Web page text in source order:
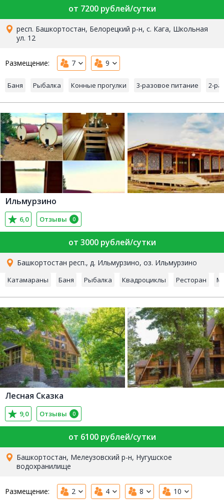
от 7200 рублей/сутки
респ. Башкортостан, Белорецкий р-н, с. Кага, Школьная
ул. 12
Размещение: 7 9
Баня Рыбалка Конные прогулки 3-разовое питание 2-
Ильмурзино
6,0 Отзывы 0
от 3000 рублей/сутки
Башкортостан респ., д. Ильмурзино, оз. Ильмурзино
Катамараны Баня Рыбалка Квадроциклы Ресторан
Лесная Сказка
9,0 Отзывы 0
от 6100 рублей/сутки
Башкортостан, Мелеузовский р-н, Нугушское
водохранилище
Размещение: 2 4 8 10